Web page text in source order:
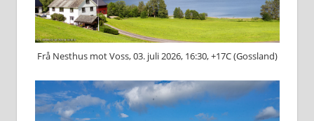
Frå Nesthus mot Voss, 03. juli 2026, 16:30, +17C (Gossland)